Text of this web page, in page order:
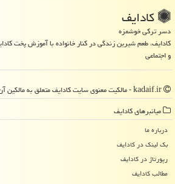
كادایف
دسر ترکی خوشمزه
کادایف، طعم شیرین زندگی در کنار خانواده با آموزش پخت
و اجتماعی
میانبرهای كادایف
درباره ما
بک لینک در كادایف
رپورتاژ در كادایف
مطالب كادایف